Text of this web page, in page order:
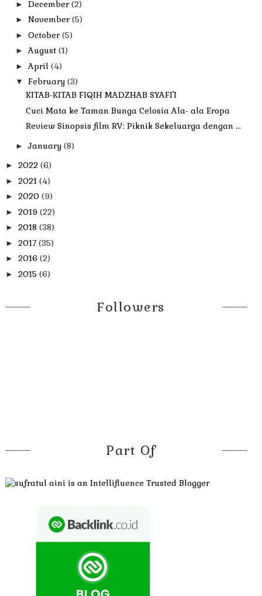
► December(2)
► November(5)
► October(5)
►August (1)
► April (4)
▼ February (3)
KITAB-KITAB FIQIH MADZHAB SYAFI'I
Cuci Mata ke Taman Bunga Celosia Ala- ala Eropa
Review Sinopsis film RV: Piknik Sekeluarga dengan ...
►January (8)
► 2022 (6)
► 2021 (4)
► 2020 (9)
► 2019 (22)
► 2018 (38)
► 2017 (35)
► 2016 (2)
► 2015 (6)
Followers
Part Of